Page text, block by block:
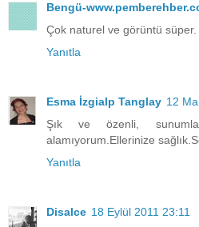
Bengü-
Çok naturel ve görüntü süper.
Yanıtla
Esma İzgialp Tanglay 12
Şık ve özenli,
alamıyorum.Ellerinize
Yanıtla
Disalce 18 Eylül 2011 23:11